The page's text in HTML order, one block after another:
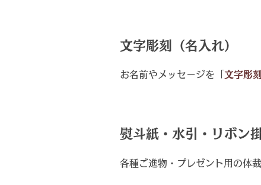
文字彫刻（名入れ）
お名前やメッセージを「 文字彫
熨斗紙・水引・リボン
各種ご進物・プレゼント用の体